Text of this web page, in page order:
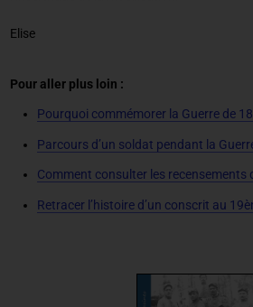
Elise
Pour aller plus loin :
Pourquoi commémorer la Guerre de
Parcours d’un soldat pendant la
Comment consulter les recensements
Retracer l’histoire d’un conscrit au